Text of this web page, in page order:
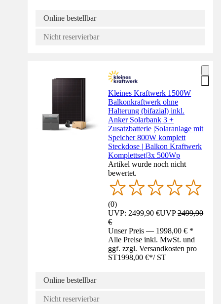
Online bestellbar
Nicht reservierbar
Kleines Kraftwerk 1500W
Balkonkraftwerk ohne
Halterung (bifazial) inkl.
Anker Solarbank 3 +
Zusatzbatterie |Solaranlage mit
Speicher 800W komplett
Steckdose | Balkon Kraftwerk
Komplettset|3x 500Wp
Artikel wurde noch nicht
bewertet.
(0)
UVP: 2499,90 €UVP2499,90
€
Unser Preis — 1998,00 € *
Alle Preise inkl. MwSt. und
ggf. zzgl. Versandkosten pro
ST1998,00 €*/ ST
Online bestellbar
Nicht reservierbar